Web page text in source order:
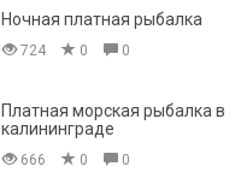
Ночная платная рыбалка
724 0 0
Платная морская рыбалка в
калининграде
666 0 0